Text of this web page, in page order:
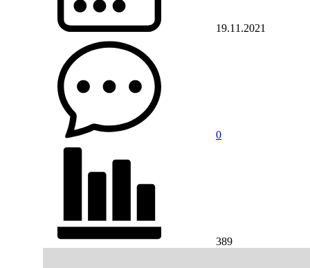
19.11.2021
0
389